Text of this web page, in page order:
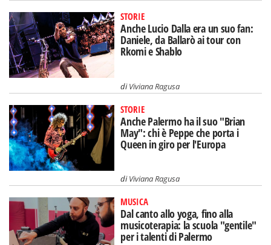
STORIE
Anche Lucio Dalla era un suo fan:
Daniele, da Ballarò ai tour con
Rkomi e Shablo
diViviana Ragusa
STORIE
Anche Palermo ha il suo "Brian
May": chi è Peppe che porta i
Queen in giro per l'Europa
diViviana Ragusa
MUSICA
Dal canto allo yoga, fino alla
musicoterapia: la scuola "gentile"
per i talenti di Palermo